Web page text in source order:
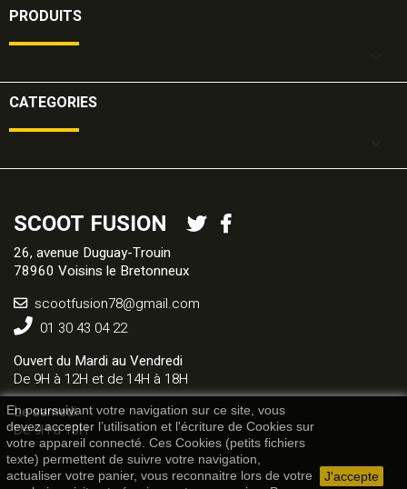
PRODUITS
CATEGORIES
SCOOT FUSION
26, avenue Duguay-Trouin
78960 Voisins le Bretonneux
scootfusion78@gmail.com
01 30 43 04 22
Ouvert du Mardi au Vendredi
De 9H à 12H et de 14H à 18H
Le samedi
De 9H à 13H
En poursuivant votre navigation sur ce site, vous
devez accepter l’utilisation et l'écriture de Cookies sur
votre appareil connecté. Ces Cookies (petits fichiers
texte) permettent de suivre votre navigation,
actualiser votre panier, vous reconnaitre lors de votre
J'accepte